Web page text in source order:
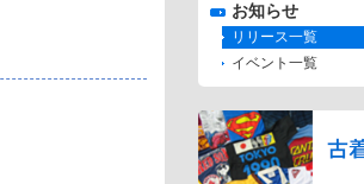
お知らせ
リリース一覧
イベント一覧